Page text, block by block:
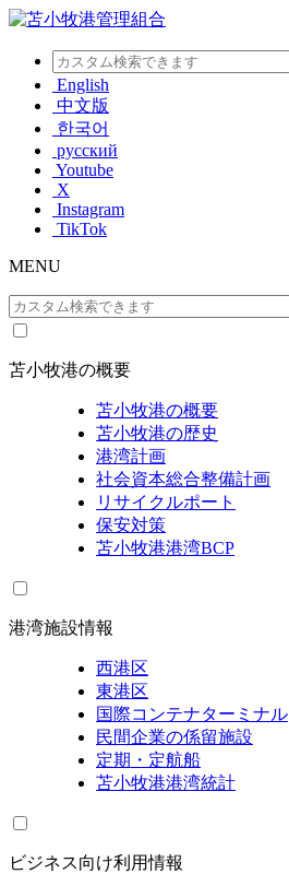
English
中文版
한국어
русский
Youtube
X
Instagram
TikTok
MENU
苫小牧港の概要
苫小牧港の概要
苫小牧港の歴史
港湾計画
社会資本総合整備計画
リサイクルポート
保安対策
苫小牧港港湾BCP
港湾施設情報
西港区
東港区
国際コンテナターミナル
民間企業の係留施設
定期・定航船
苫小牧港港湾統計
ビジネス向け利用情報